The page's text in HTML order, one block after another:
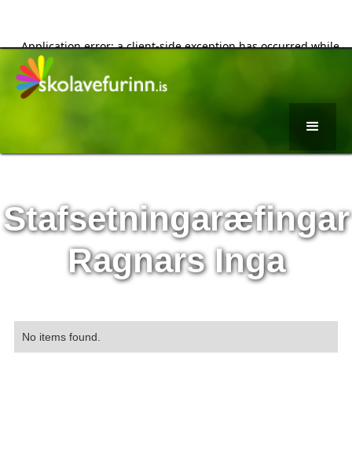
Stafsetningaræfingar
Ragnars Inga
No items found.